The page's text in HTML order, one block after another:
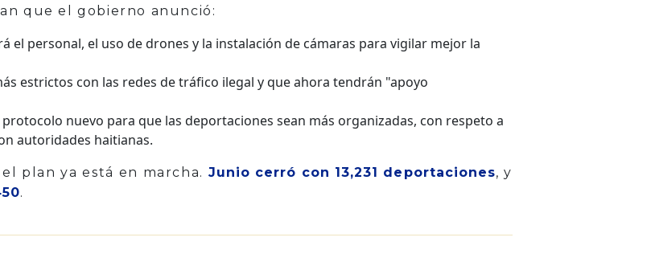
que el gobierno anunció:
el personal, el uso de drones y la instalación de cámaras para vigilar mejor la
estrictos con las redes de tráfico ilegal y que ahora tendrán "apoyo
nuevo para que las deportaciones sean más organizadas, con respeto a
autoridades haitianas.
plan ya está en marcha. Junio cerró con 13,231 deportaciones, y
.